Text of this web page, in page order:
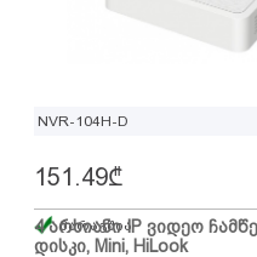
NVR-104H-D
4 არხიანი IP ვიდეო
დისკი, Mini, HiLook
151.49₾
მარაგშია